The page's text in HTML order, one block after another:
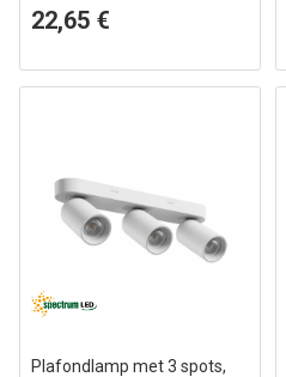
zonder lichtbron
22,65 €
Plafondlamp met 3 spots,